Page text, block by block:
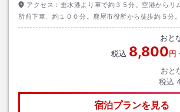
アクセス： 垂水港より車で約３５分。空港からリ
所前下車、約１００分。鹿屋市役所から徒歩約５分。
おと
税込 8,800円
おと
税込
宿泊プランを見る